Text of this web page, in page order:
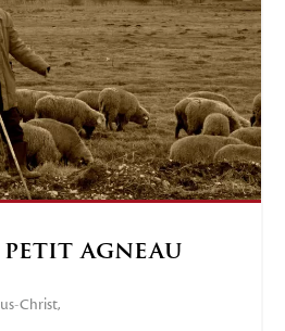
petit agneau
Christ,